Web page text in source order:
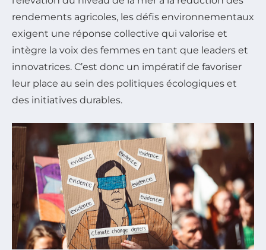
rendements agricoles, les défis environnementaux
exigent une réponse collective qui valorise et
intègre la voix des femmes en tant que leaders et
innovatrices. C’est donc un impératif de favoriser
leur place au sein des politiques écologiques et
des initiatives durables.